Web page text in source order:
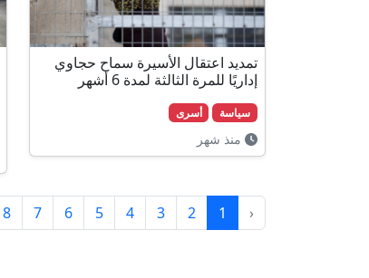
تمديد اعتقال الأسيرة سماح حجاوي
إداريًا للمرة الثالثة لمدة 6 أشهر
سياسة أسرى
منذ شهر
‹
1
2
3
4
5
6
7
8